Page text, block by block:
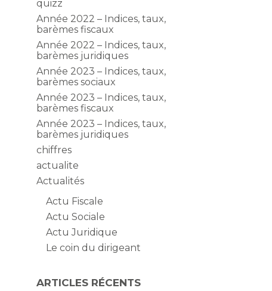
quizz
Année 2022 – Indices, taux,
barèmes fiscaux
Année 2022 – Indices, taux,
barèmes juridiques
Année 2023 – Indices, taux,
barèmes sociaux
Année 2023 – Indices, taux,
barèmes fiscaux
Année 2023 – Indices, taux,
barèmes juridiques
chiffres
actualite
Actualités
Actu Fiscale
Actu Sociale
Actu Juridique
Le coin du dirigeant
ARTICLES RÉCENTS